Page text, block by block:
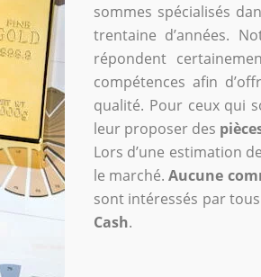
sommes spécialisés
trentaine d’années.
répondent
compétences afin
qualité. Pour ceux qui
leur proposer des
Lors d’une estimation
le marché.Aucune
sont intéressés par
Cash.